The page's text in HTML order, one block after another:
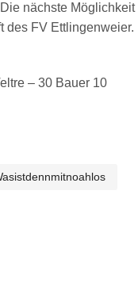
nächste Möglichkeit
des FV Ettlingenweier.
– 30 Bauer 10